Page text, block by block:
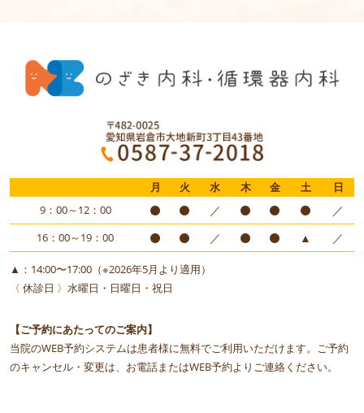
月 火 水 木 金 土
日
9：00～12：00
／ ／
16：00～19：00 ／ ▲ ／
▲：14:00〜17:00（※2026年5月より適用）
〈 休診日 〉水曜日・日曜日・祝日
【ご予約にあたってのご案内】
当院のWEB予約システムは患者様に無料でご利用いただけます。ご予約
のキャンセル・変更は、お電話またはWEB予約よりご連絡ください。